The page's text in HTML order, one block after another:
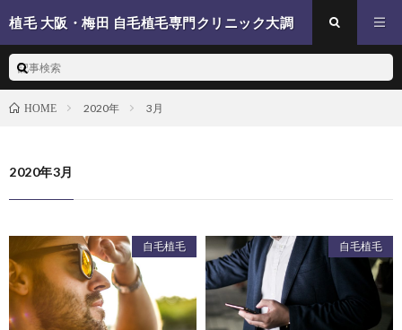
植毛 大阪・梅田 自毛植毛専門クリニック大調
HOME 2020年 3月
2020年3月
自毛植毛 自毛植毛